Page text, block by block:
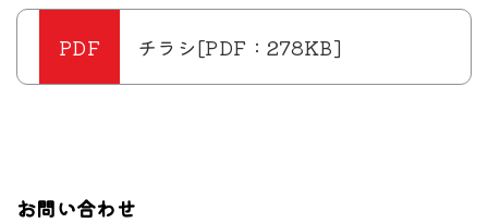
チラシ[PDF：278KB]
お問い合わせ